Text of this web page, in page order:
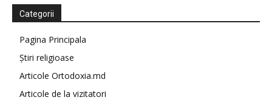
Categorii
Pagina Principala
Știri religioase
Articole Ortodoxia.md
Articole de la vizitatori